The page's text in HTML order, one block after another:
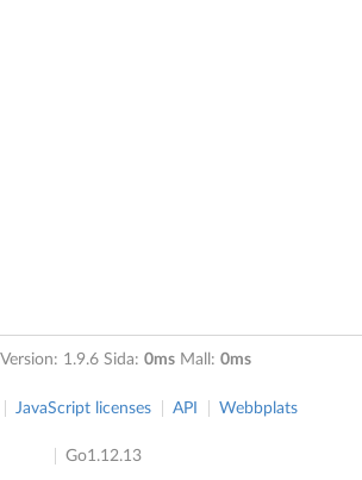
1.9.6 Sida: 0ms Mall: 0ms
JavaScript licenses API Webbplats
Go1.12.13